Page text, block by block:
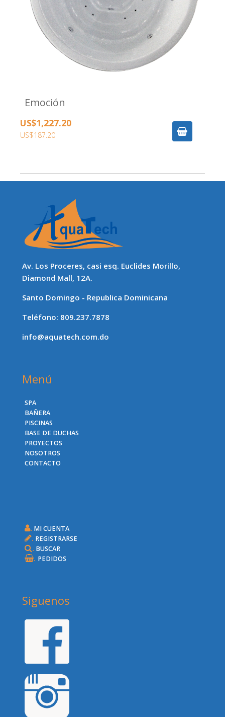
Emoción
US$1,227.20
US$187.20
Av. Los Proceres, casi esq. Euclides Morillo,
Diamond Mall, 12A.
Santo Domingo - Republica Dominicana
Teléfono: 809.237.7878
info@aquatech.com.do
Menú
SPA
BAÑERA
PISCINAS
BASE DE DUCHAS
PROYECTOS
NOSOTROS
CONTACTO
. MI CUENTA
REGISTRARSE
BUSCAR
. PEDIDOS
Siguenos